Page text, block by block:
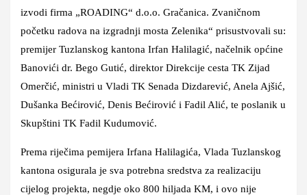
izvodi firma „ROADING“ d.o.o. Gračanica. Zvaničnom
početku radova na izgradnji mosta Zelenika“ prisustvovali su:
premijer Tuzlanskog kantona Irfan Halilagić, načelnik općine
Banovići dr. Bego Gutić, direktor Direkcije cesta TK Zijad
Omerčić, ministri u Vladi TK Senada Dizdarević, Anela Ajšić,
Dušanka Bećirović, Denis Bećirović i Fadil Alić, te poslanik u
Skupštini TK Fadil Kudumović.
Prema riječima pemijera Irfana Halilagića, Vlada Tuzlanskog
kantona osigurala je sva potrebna sredstva za realizaciju
cijelog projekta, negdje oko 800 hiljada KM, i ovo nije